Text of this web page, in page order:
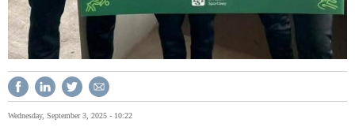
Wednesday, September 3, 2025 - 10:22